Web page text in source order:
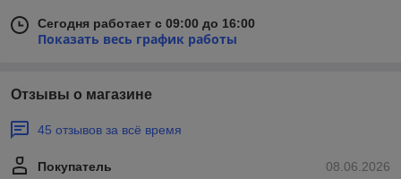
Сегодня работает с 09:00 до 16:00
Показать весь график работы
Отзывы о магазине
45 отзывов за всё время
08.06.2026
Покупатель